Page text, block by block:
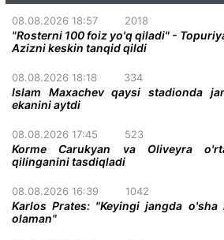
08.08.2026 18:57 2018
"Rosterni 100 foiz yo'q qiladi" -
Azizni keskin tanqid qildi
08.08.2026 18:18 334
Islam Maxachev qaysi stadionda
ekanini aytdi
08.08.2026 17:45 523
Korme Carukyan va Oliveyra
qilinganini tasdiqladi
08.08.2026 16:39 1042
Karlos Prates: "Keyingi jangda
olaman"